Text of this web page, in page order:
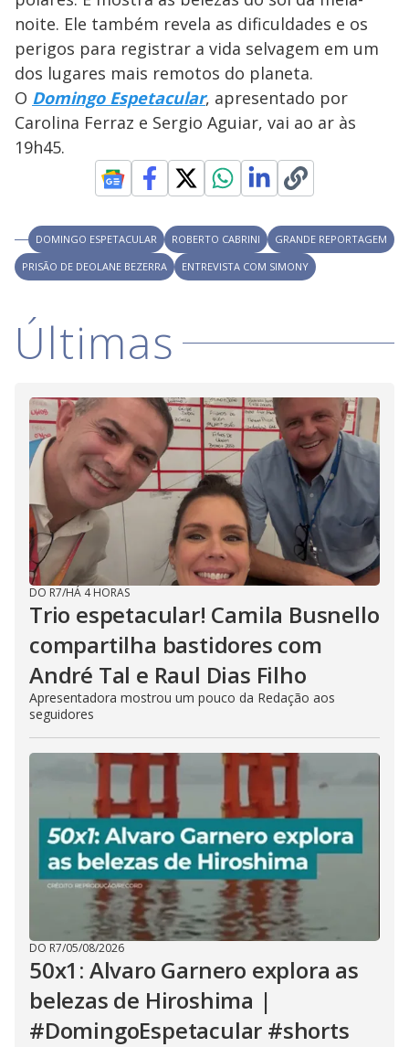
noite. Ele também revela as dificuldades e os
perigos para registrar a vida selvagem em um
dos lugares mais remotos do planeta.
O Domingo Espetacular, apresentado por
Carolina Ferraz e Sergio Aguiar, vai ao ar às
19h45.
DOMINGO ESPETACULAR ROBERTO CABRINI
GRANDE REPORTAGEM
PRISÃO DE DEOLANE BEZERRA
ENTREVISTA COM SIMONY
Últimas
DO R7/HÁ 4 HORAS
Trio espetacular! Camila Busnello
compartilha bastidores com
André Tal e Raul Dias Filho
Apresentadora mostrou um pouco da Redação aos
seguidores
DO R7/05/08/2026
50x1: Alvaro Garnero explora as
belezas de Hiroshima |
#DomingoEspetacular #shorts